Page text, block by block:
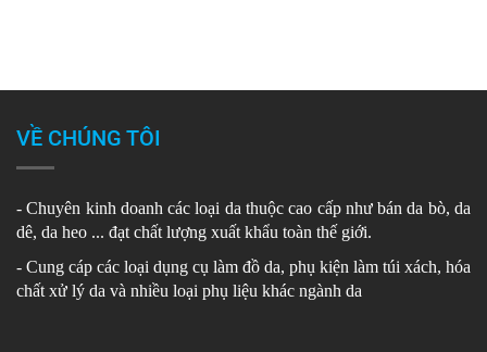
VỀ CHÚNG TÔI
- Chuyên kinh doanh các loại da thuộc cao cấp như bán da bò, da
dê, da heo ... đạt chất lượng xuất khẩu toàn thế giới.
- Cung cáp các loại dụng cụ làm đồ da, phụ kiện làm túi xách, hóa
chất xử lý da và nhiều loại phụ liệu khác ngành da